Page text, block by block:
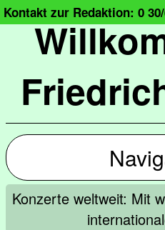
Kontakt zur Redaktion: 0
Konzerte weltweit: Mit